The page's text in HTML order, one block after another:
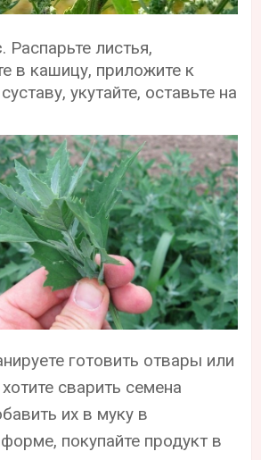
. Распарьте листья,
в кашицу, приложите к
укутайте, оставьте на
готовить отвары или
сварить семена
их в муку в
покупайте продукт в